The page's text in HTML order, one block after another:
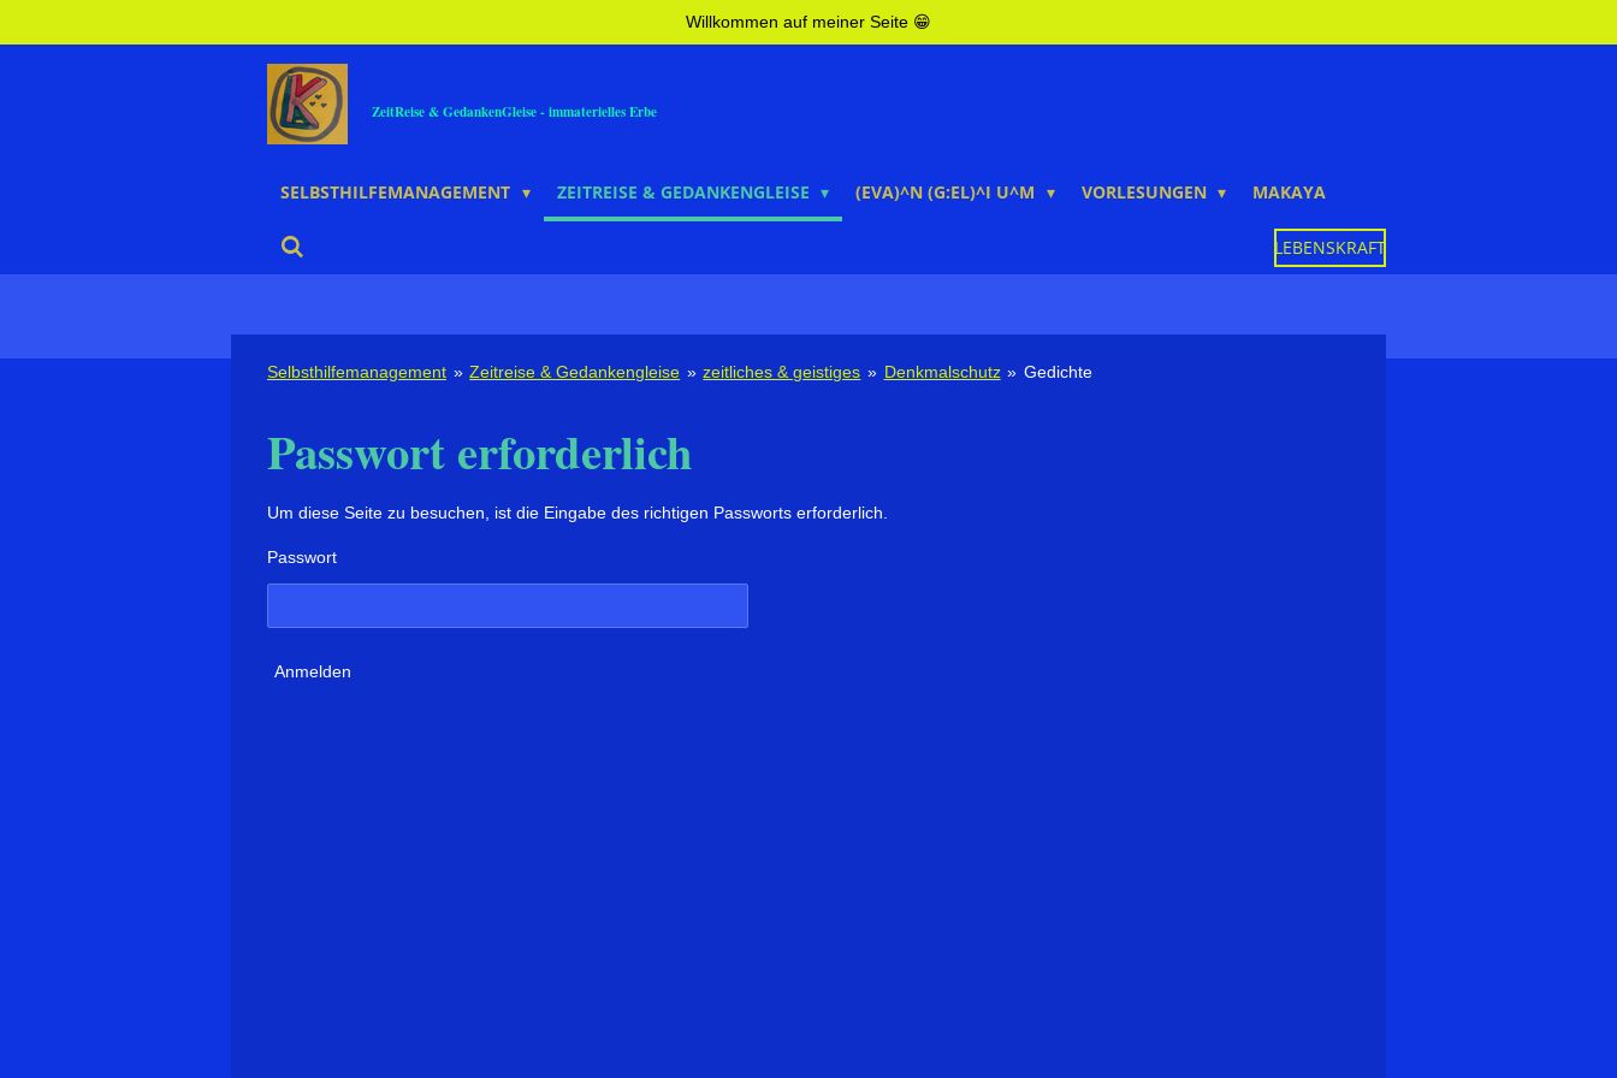
Willkommen auf meiner Seite 😁
ZeitReise & GedankenGleise - immaterielles Erbe
SELBSTHILFEMANAGEMENT ZEITREISE & GEDANKENGLEISE (EVA)^N (G:EL)^I U^M VORLESUNGEN MAKAYA
LEBENSKRAFT
Selbsthilfemanagement » Zeitreise & Gedankengleise » zeitliches & geistiges » Denkmalschutz » Gedichte
Passwort erforderlich
Um diese Seite zu besuchen, ist die Eingabe des richtigen Passworts erforderlich.
Passwort
Anmelden